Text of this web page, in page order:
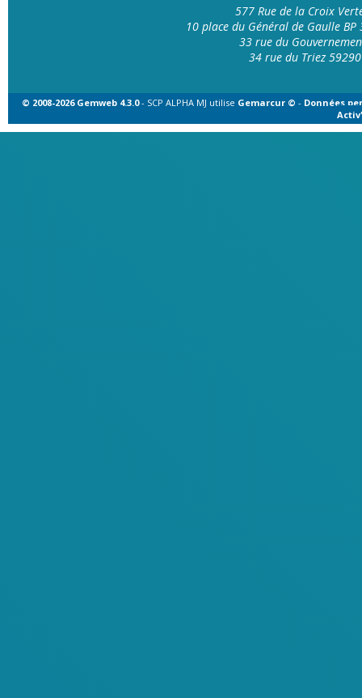
577 Rue de la Croix
10 place du Général de Gaulle BP
33 rue du
34 rue du Triez 59290
© 2008-2026 Gemweb 4.3.0- SCP ALPHA MJ utilise Gemarcur © - Données